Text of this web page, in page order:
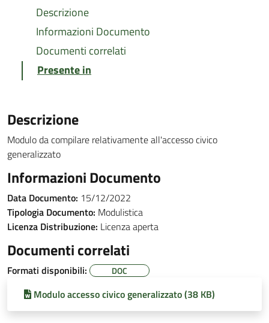
Descrizione
Informazioni Documento
Documenti correlati
Presente in
Descrizione
Modulo da compilare relativamente all'accesso civico
generalizzato
Informazioni Documento
Data Documento: 15/12/2022
Tipologia Documento: Modulistica
Licenza Distribuzione: Licenza aperta
Documenti correlati
Formati disponibili: DOC
Modulo accesso civico generalizzato (38 KB)